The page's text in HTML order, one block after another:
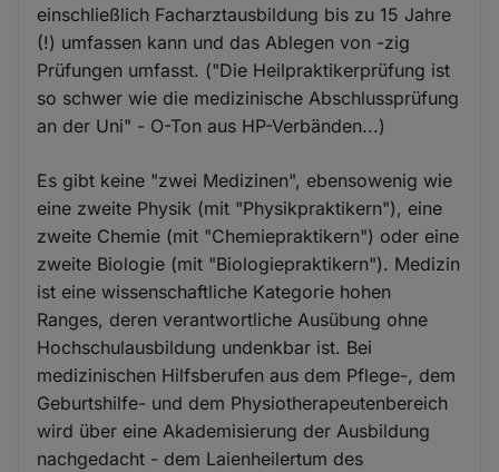
einschließlich Facharztausbildung bis zu 15 Jahre
(!) umfassen kann und das Ablegen von -zig
Prüfungen umfasst. ("Die Heilpraktikerprüfung ist
so schwer wie die medizinische Abschlussprüfung
an der Uni" - O-Ton aus HP-Verbänden...)
Es gibt keine "zwei Medizinen", ebensowenig wie
eine zweite Physik (mit "Physikpraktikern"), eine
zweite Chemie (mit "Chemiepraktikern") oder eine
zweite Biologie (mit "Biologiepraktikern"). Medizin
ist eine wissenschaftliche Kategorie hohen
Ranges, deren verantwortliche Ausübung ohne
Hochschulausbildung undenkbar ist. Bei
medizinischen Hilfsberufen aus dem Pflege-, dem
Geburtshilfe- und dem Physiotherapeutenbereich
wird über eine Akademisierung der Ausbildung
nachgedacht - dem Laienheilertum des